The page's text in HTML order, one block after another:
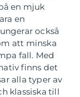
en mjuk
en
också
att minska
fall. Med
finns det
alla typer av
klassiska till